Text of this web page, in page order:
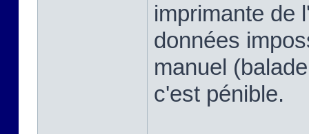
imprimante de
données
manuel
c'est pénible.